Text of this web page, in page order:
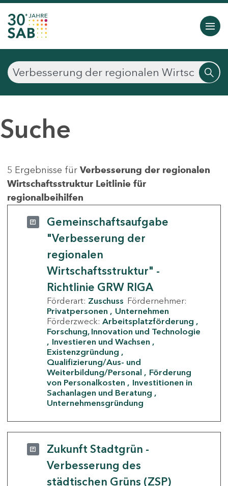
Suche
5 Ergebnisse für Verbesserung der regionalen
Wirtschaftsstruktur Leitlinie für
regionalbeihilfen
Gemeinschaftsaufgabe
"Verbesserung der
regionalen
Wirtschaftsstruktur" -
Richtlinie GRW RIGA
Förderart: Zuschuss Fördernehmer:
Privatpersonen
Unternehmen
Förderzweck: Arbeitsplatzförderung
Forschung, Innovation und Technologie
Investieren und Wachsen
Existenzgründung
Qualifizierung/Aus- und
Weiterbildung/Personal
Förderung
von Personalkosten
Investitionen in
Sachanlagen und Beratung
Unternehmensgründung
Zukunft Stadtgrün -
Verbesserung des
städtischen Grüns (ZSP)